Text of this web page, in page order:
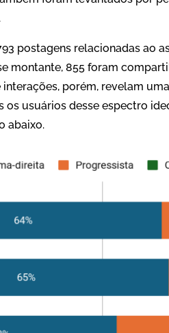
postagens relacionadas ao
montante, 855 foram
porém, revelam
os usuários desse espectro
abaixo.